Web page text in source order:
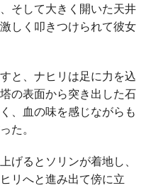
そして大きく開いた天井
しく叩きつけられて彼女
と、ナヒリは足に力を込
の表面から突き出した石
、血の味を感じながらも
た。
げるとソリンが着地し、
リへと進み出て傍に立